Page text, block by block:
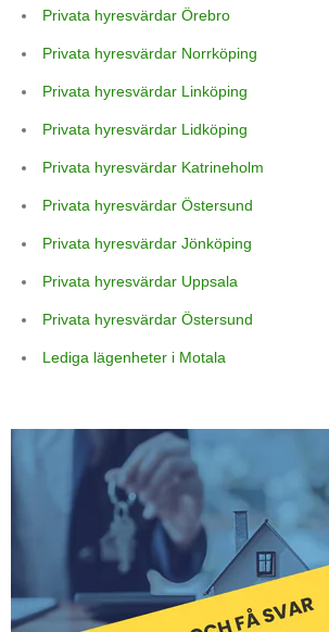
Privata hyresvärdar Örebro
Privata hyresvärdar Norrköping
Privata hyresvärdar Linköping
Privata hyresvärdar Lidköping
Privata hyresvärdar Katrineholm
Privata hyresvärdar Östersund
Privata hyresvärdar Jönköping
Privata hyresvärdar Uppsala
Privata hyresvärdar Östersund
Lediga lägenheter i Motala